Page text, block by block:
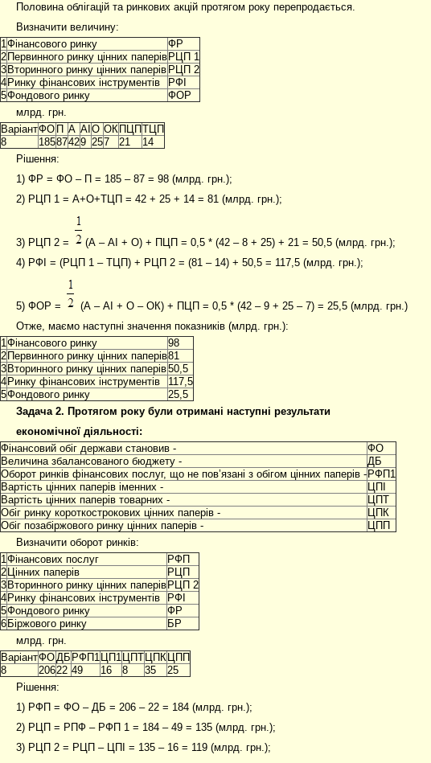
Половина облігацій та ринкових акцій протягом року перепродається.
Визначити величину:
1Фінансового ринку
ФР
2 Первинного ринку цінних паперів РЦП 1
3 Вторинного ринку цінних паперів РЦП 2
4 Ринку фінансових інструментів
РФІ
5Фондового ринку
ФОР
млрд. грн.
ВаріантФО П А АІ О ОК ПЦП ТЦП
8
18587429 257 21
14
Рішення:
1) ФР = ФО – П = 185 – 87 = 98 (млрд. грн.);
2) РЦП 1 = А+О+ТЦП = 42 + 25 + 14 = 81 (млрд. грн.);
3) РЦП 2 =
(А – АІ + О) + ПЦП = 0,5 * (42 – 8 + 25) + 21 = 50,5 (млрд. грн.);
4) РФІ = (РЦП 1 – ТЦП) + РЦП 2 = (81 – 14) + 50,5 = 117,5 (млрд. грн.);
5) ФОР =
(А – АІ + О – ОК) + ПЦП = 0,5 * (42 – 9 + 25 – 7) = 25,5 (млрд. грн.)
Отже, маємо наступні значення показників (млрд. грн.):
1Фінансового ринку
98
2 Первинного ринку цінних паперів81
3 Вторинного ринку цінних паперів50,5
4 Ринку фінансових інструментів
117,5
5Фондового ринку
25,5
Задача 2. Протягом року були отримані наступні результати
економічної діяльності:
Фінансовий обіг держави становив -
ФО
Величина збалансованого бюджету -
ДБ
Оборот ринків фінансових послуг, що не пов’язані з обігом цінних паперів - РФП1
Вартість цінних паперів іменних -
ЦПІ
Вартість цінних паперів товарних -
ЦПТ
Обіг ринку короткострокових цінних паперів -
ЦПК
Обіг позабіржового ринку цінних паперів -
ЦПП
Визначити оборот ринків:
1Фінансових послуг
РФП
2 Цінних паперів
РЦП
3 Вторинного ринку цінних паперів РЦП 2
4 Ринку фінансових інструментів
РФІ
5Фондового ринку
ФР
6 Біржового ринку
БР
млрд. грн.
ВаріантФОДБ РФП1 ЦП1 ЦПТ ЦПК ЦПП
8
20622 49 16 8 35
25
Рішення:
1) РФП = ФО – ДБ = 206 – 22 = 184 (млрд. грн.);
2) РЦП = РПФ – РФП 1 = 184 – 49 = 135 (млрд. грн.);
3) РЦП 2 = РЦП – ЦПІ = 135 – 16 = 119 (млрд. грн.);